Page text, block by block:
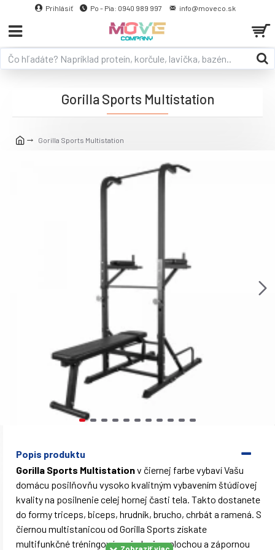
Prihlásiť Po - Pia: 0940 989 997 info@moveco.sk
Gorilla Sports Multistation
Gorilla Sports Multistation
Popis produktu
Gorilla Sports Multistationv čiernej farbe vybaví Vašu
domácu posilňovňu vysoko kvalitným vybavením štúdiovej
kvality na posilnenie celej hornej časti tela. Takto dostanete
do formy triceps, biceps, hrudník, brucho, chrbát a ramená. S
čiernou multistanicou od Gorilla Sports získate
multifunkčné tréningové zariadenie s plochou a zápornou